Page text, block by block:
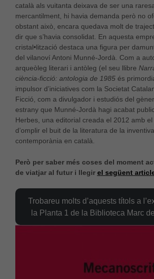
català als vuitanta deixava de ser una
mercantilment, hi havia demanda però no
obstant això, encara quedava molt de
dir que s’havia consolidat. En aquesta
cristal•lització destaca una figura per
del vilanoví Antoni Munné-Jordà. Com a
arqueòleg literari i antòleg (el seu llibre
ciència-ficció: antologia de 1985és
impulsor d’iniciatives com la Societat
Ficció, com a divulgador i estudiós del
estrany que Munné-Jordà hagi acabat
Herbes, una editorial creada el 2012 amb
d’omplir el buit de la literatura de la inventiva
contemporània en català.
Però per saber més coses del moment
de viatjar al futur i llegir el següent
Trobareu molts d’aquests títols a
la Planta 1 de la Biblioteca Marc